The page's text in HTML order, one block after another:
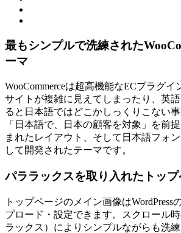
最もシンプルで洗練された
ーマ
WooCommerceは超高機能なECプラグイ
サイトが複雑に見えてしまったり、英
ると日本語ではどこかしっくりこない事
「日本語で、日本の顧客を対象」を前
まれたレイアウト、そして日本語フォ
して開発されたテーマです。
パララックスを取り入れたトッ
トップページのメイン画像はWordPress
プロード・設定できます。スクロール
ラックス）によりシンプルながらも洗